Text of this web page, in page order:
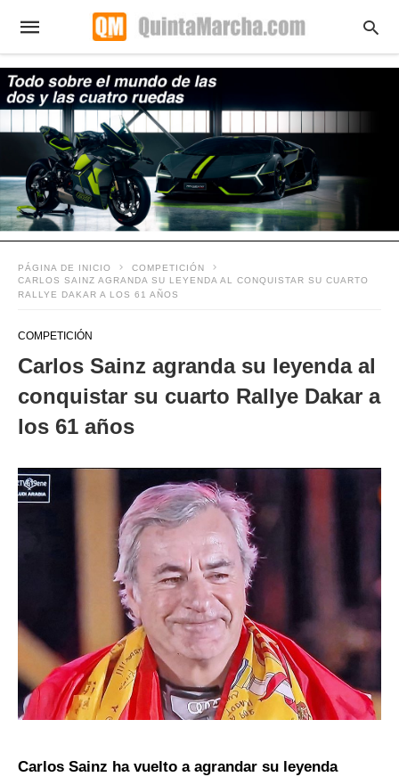
PÁGINA DE INICIO
COMPETICIÓN
CARLOS SAINZ AGRANDA SU LEYENDA AL CONQUISTAR SU CUARTO
RALLYE DAKAR A LOS 61 AÑOS
COMPETICIÓN
Carlos Sainz agranda su leyenda al
conquistar su cuarto Rallye Dakar a
los 61 años
Carlos Sainz ha vuelto a agrandar su leyenda